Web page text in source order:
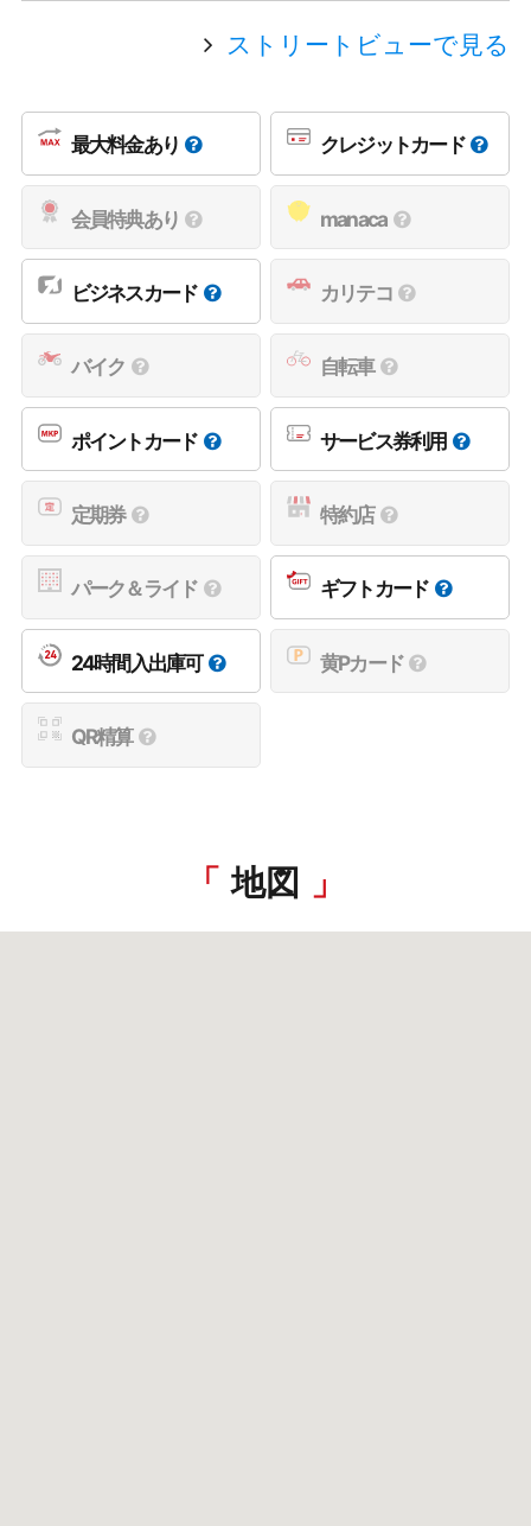
ストリートビューで見る
最大料金あり クレジットカード
会員特典あり manaca
ビジネスカード カリテコ
バイク 自転車
ポイントカード サービス券利用
定期券 特約店
パーク＆ライド ギフトカード
24時間入出庫可 黄Pカード
QR精算
地図